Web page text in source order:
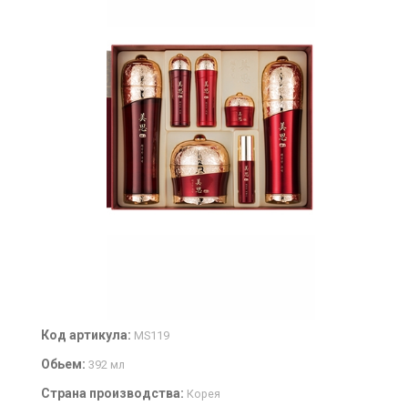
Код артикула: MS119
Обьем: 392 мл
Страна производства: Корея